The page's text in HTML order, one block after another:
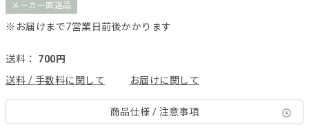
メーカー直送品
※お届けまで7営業日前後かかります
送料： 700円
送料 / 手数料に関して
お届けに関して
商品仕様 / 注意事項